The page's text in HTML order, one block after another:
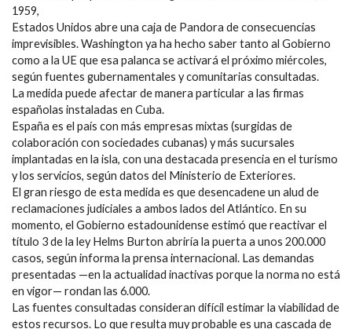
1959,
Estados Unidos abre una caja de Pandora de consecuencias
imprevisibles. Washington ya ha hecho saber tanto al Gobierno
como a la UE que esa palanca se activará el próximo miércoles,
según fuentes gubernamentales y comunitarias consultadas.
La medida puede afectar de manera particular a las firmas
españolas instaladas en Cuba.
España es el país con más empresas mixtas (surgidas de
colaboración con sociedades cubanas) y más sucursales
implantadas en la isla, con una destacada presencia en el turismo
y los servicios, según datos del Ministerio de Exteriores.
El gran riesgo de esta medida es que desencadene un alud de
reclamaciones judiciales a ambos lados del Atlántico. En su
momento, el Gobierno estadounidense estimó que reactivar el
título 3 de la ley Helms Burton abriría la puerta a unos 200.000
casos, según informa la prensa internacional. Las demandas
presentadas —en la actualidad inactivas porque la norma no está
en vigor— rondan las 6.000.
Las fuentes consultadas consideran difícil estimar la viabilidad de
estos recursos. Lo que resulta muy probable es una cascada de